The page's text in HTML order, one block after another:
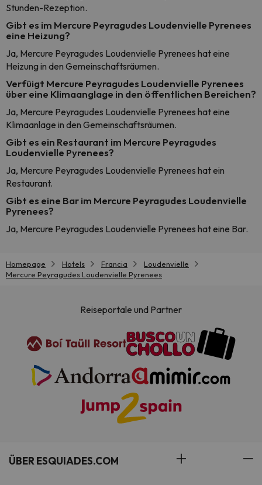
Stunden-Rezeption.
Gibt es im Mercure Peyragudes Loudenvielle Pyrenees
eine Heizung?
Ja, Mercure Peyragudes Loudenvielle Pyrenees hat eine
Heizung in den Gemeinschaftsräumen.
Verfüigt Mercure Peyragudes Loudenvielle Pyrenees
über eine Klimaanglage in den öffentlichen Bereichen?
Ja, Mercure Peyragudes Loudenvielle Pyrenees hat eine
Klimaanlage in den Gemeinschaftsräumen.
Gibt es ein Restaurant im Mercure Peyragudes
Loudenvielle Pyrenees?
Ja, Mercure Peyragudes Loudenvielle Pyrenees hat ein
Restaurant.
Gibt es eine Bar im Mercure Peyragudes Loudenvielle
Pyrenees?
Ja, Mercure Peyragudes Loudenvielle Pyrenees hat eine Bar.
Homepage Hotels Francia
Loudenvielle
Mercure Peyragudes Loudenvielle Pyrenees
Reiseportale und Partner
ÜBER ESQUIADES.COM